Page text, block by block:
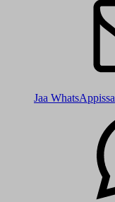
Jaa WhatsAppissa